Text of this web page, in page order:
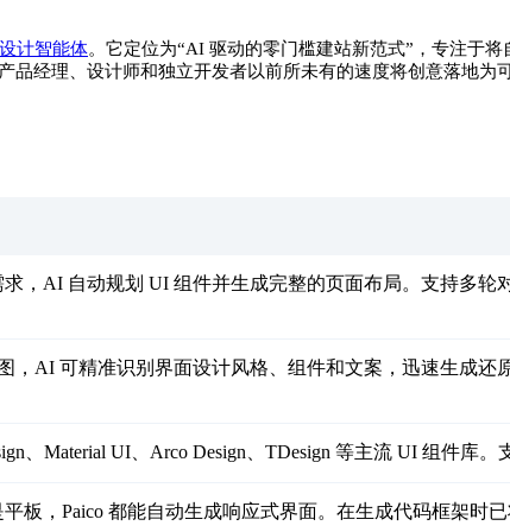
设计智能体。它定位为“AI 驱动的零门槛建站新范式”，专注于
产品经理、设计师和独立开发者以前所未有的速度将创意落地为
，AI 自动规划 UI 组件并生成完整的页面布局。支持多
，AI 可精准识别界面设计风格、组件和文案，迅速生成
、Material UI、Arco Design、TDesign 等主流 UI 组件库
板，Paico 都能自动生成响应式界面。在生成代码框架时